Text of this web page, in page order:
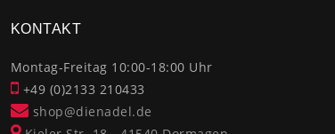
KONTAKT
Montag-Freitag 10:00-18:00 Uhr
+49 (0)2133 210433
shop@dienadel.de